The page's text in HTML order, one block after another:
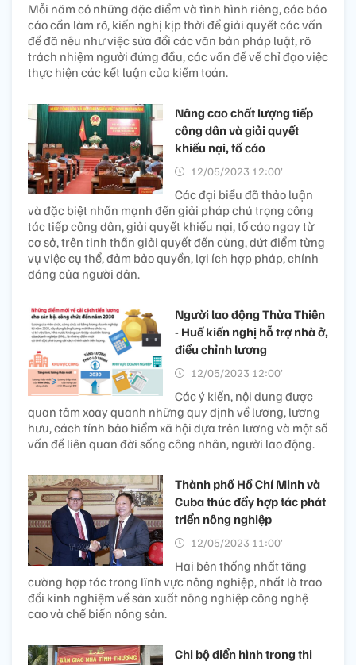
Mỗi năm có những đặc điểm và tình hình riêng, các báo
cáo cần làm rõ, kiến nghị kịp thời để giải quyết các vấn
đề đã nêu như việc sửa đổi các văn bản pháp luật, rõ
trách nhiệm người đứng đầu, các vấn đề về chỉ đạo việc
thực hiện các kết luận của kiểm toán.
Nâng cao chất lượng tiếp
công dân và giải quyết
khiếu nại, tố cáo
12/05/2023 12:00’
Các đại biểu đã thảo luận
và đặc biệt nhấn mạnh đến giải pháp chú trọng công
tác tiếp công dân, giải quyết khiếu nại, tố cáo ngay từ
cơ sở, trên tinh thần giải quyết đến cùng, dứt điểm từng
vụ việc cụ thể, đảm bảo quyền, lợi ích hợp pháp, chính
đáng của người dân.
Người lao động Thừa Thiên
- Huế kiến nghị hỗ trợ nhà ở,
điều chỉnh lương
12/05/2023 12:00’
Các ý kiến, nội dung được
quan tâm xoay quanh những quy định về lương, lương
hưu, cách tính bảo hiểm xã hội dựa trên lương và một số
vấn đề liên quan đời sống công nhân, người lao động.
Thành phố Hồ Chí Minh và
Cuba thúc đẩy hợp tác phát
triển nông nghiệp
12/05/2023 11:00’
Hai bên thống nhất tăng
cường hợp tác trong lĩnh vực nông nghiệp, nhất là trao
đổi kinh nghiệm về sản xuất nông nghiệp công nghệ
cao và chế biến nông sản.
Chi bộ điển hình trong thi